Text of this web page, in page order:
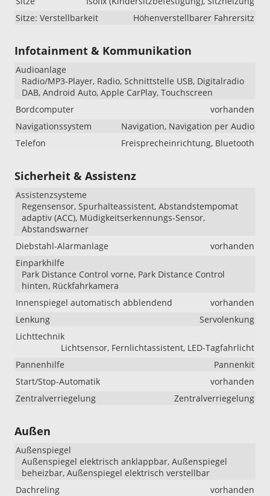
Sitze: Verstellbarkeit
Höhenverstellbarer Fahrersitz
Infotainment & Kommunikation
Audioanlage
Radio/MP3-Player, Radio, Schnittstelle USB, Digitalradio
DAB, Android Auto, Apple CarPlay, Touchscreen
Bordcomputer
vorhanden
Navigationssystem
Navigation, Navigation per Audio
Telefon
Freisprecheinrichtung, Bluetooth
Sicherheit & Assistenz
Assistenzsysteme
Regensensor, Spurhalteassistent, Abstandstempomat
adaptiv (ACC), Müdigkeitserkennungs-Sensor,
Abstandswarner
Diebstahl-Alarmanlage
vorhanden
Einparkhilfe
Park Distance Control vorne, Park Distance Control
hinten, Rückfahrkamera
Innenspiegel automatisch abblendend
vorhanden
Lenkung
Servolenkung
Lichttechnik
Lichtsensor, Fernlichtassistent, LED-Tagfahrlicht
Pannenhilfe
Pannenkit
Start/Stop-Automatik
vorhanden
Zentralverriegelung
Zentralverriegelung
Außen
Außenspiegel
Außenspiegel elektrisch anklappbar, Außenspiegel
beheizbar, Außenspiegel elektrisch verstellbar
Dachreling
vorhanden